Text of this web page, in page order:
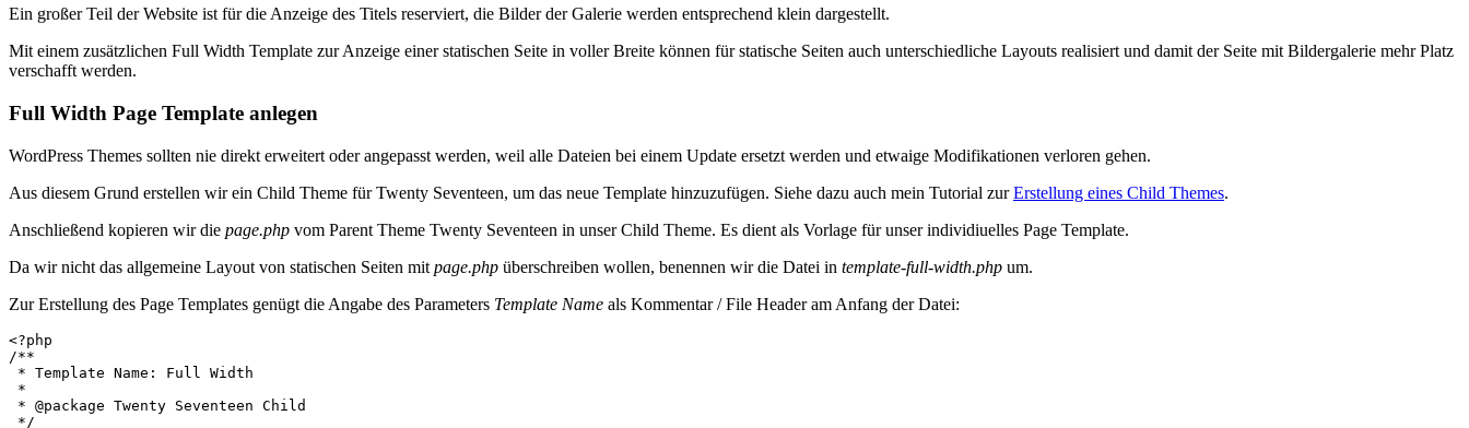
Ein großer Teil der Website ist für die Anzeige des Titels reserviert, die Bilder der Galerie werden entsprechend klein dargestellt.
Mit einem zusätzlichen Full Width Template zur Anzeige einer statischen Seite in voller Breite können für statische Seiten auch unterschiedliche Layouts realisiert und damit der Seite mit Bildergalerie mehr Platz
verschafft werden.
Full Width Page Template anlegen
WordPress Themes sollten nie direkt erweitert oder angepasst werden, weil alle Dateien bei einem Update ersetzt werden und etwaige Modifikationen verloren gehen.
Aus diesem Grund erstellen wir ein Child Theme für Twenty Seventeen, um das neue Template hinzuzufügen. Siehe dazu auch mein Tutorial zurErstellung eines Child Themes.
Anschließend kopieren wir die page.php vom Parent Theme Twenty Seventeen in unser Child Theme. Es dient als Vorlage für unser individiuelles Page Template.
Da wir nicht das allgemeine Layout von statischen Seiten mit page.php überschreiben wollen, benennen wir die Datei in template-full-width.php um.
Zur Erstellung des Page Templates genügt die Angabe des Parameters Template Name als Kommentar / File Header am Anfang der Datei:
<?php
/**
* Template Name: Full Width
*
* @package Twenty Seventeen Child
*/